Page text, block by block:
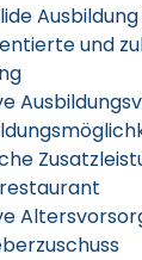
Ausbildung
und